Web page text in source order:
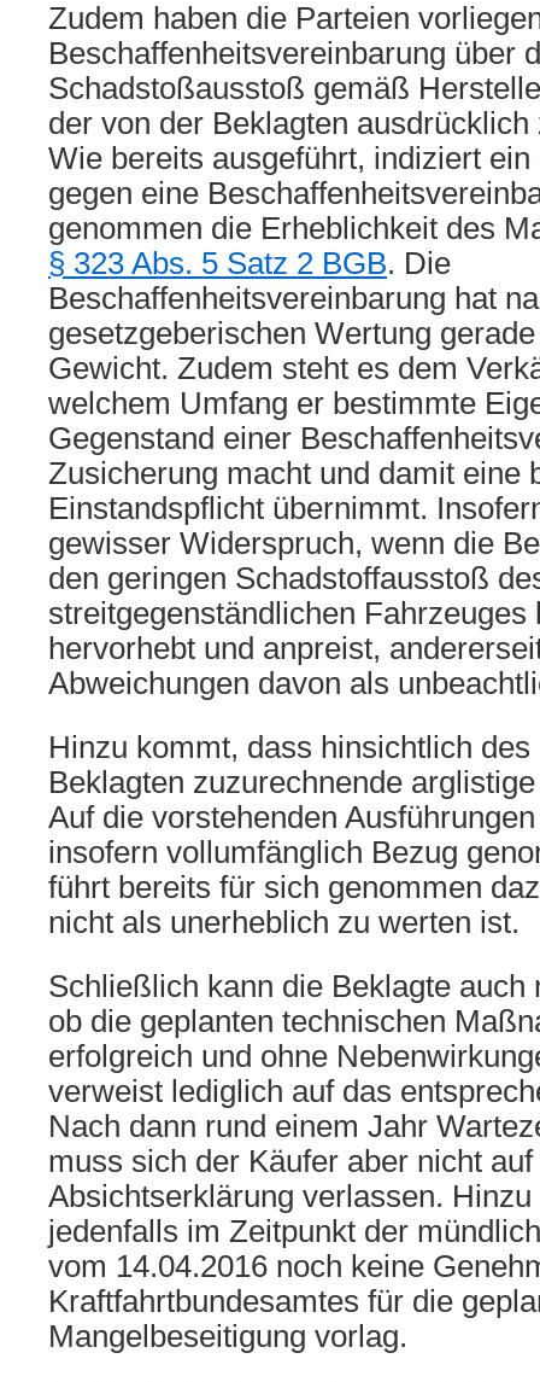
Zudem haben die Parteien
Beschaffenheitsvereinbarung über
Schadstoßausstoß gemäß
der von der Beklagten
Wie bereits ausgeführt, indiziert
gegen eine
genommen die Erheblichkeit des
§ 323 Abs. 5 Satz 2 BGB. Die
Beschaffenheitsvereinbarung hat
gesetzgeberischen Wertung
Gewicht. Zudem steht es dem
welchem Umfang er bestimmte
Gegenstand einer
Zusicherung macht und damit eine
Einstandspflicht übernimmt.
gewisser Widerspruch, wenn die
den geringen Schadstoffausstoß
streitgegenständlichen Fahrzeuges
hervorhebt und anpreist,
Abweichungen davon als
Hinzu kommt, dass hinsichtlich
Beklagten zuzurechnende
Auf die vorstehenden
insofern vollumfänglich Bezug
führt bereits für sich genommen
nicht als unerheblich zu werten ist.
Schließlich kann die Beklagte auch
ob die geplanten technischen
erfolgreich und ohne
verweist lediglich auf das
Nach dann rund einem Jahr
muss sich der Käufer aber nicht
Absichtserklärung verlassen.
jedenfalls im Zeitpunkt der
vom 14.04.2016 noch keine
Kraftfahrtbundesamtes für die
Mangelbeseitigung vorlag.